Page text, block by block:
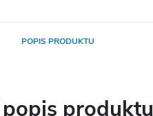
POPIS PRODUKTU
produktu